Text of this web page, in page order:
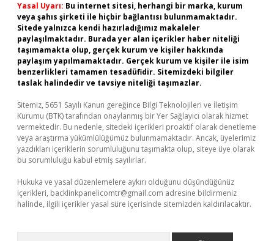
Yasal Uyarı: Bu internet sitesi, herhangi bir marka, kurum
veya şahıs şirketi ile hiçbir bağlantısı bulunmamaktadır.
Sitede yalnızca kendi hazırladığımız makaleler
paylaşılmaktadır. Burada yer alan içerikler haber niteliği
taşımamakta olup, gerçek kurum ve kişiler hakkında
paylaşım yapılmamaktadır. Gerçek kurum ve kişiler ile isim
benzerlikleri tamamen tesadüfidir. Sitemizdeki bilgiler
taslak halindedir ve tavsiye niteliği taşımazlar.
Sitemiz, 5651 Sayılı Kanun gereğince Bilgi Teknolojileri ve İletişim
Kurumu (BTK) tarafından onaylanmış bir Yer Sağlayıcı olarak hizmet
vermektedir. Bu nedenle, sitedeki içerikleri proaktif olarak denetleme
veya araştırma yükümlülüğümüz bulunmamaktadır. Ancak, üyelerimiz
yazdıkları içeriklerin sorumluluğunu taşımakta olup, siteye üye olarak
bu sorumluluğu kabul etmiş sayılırlar.
Hukuka ve yasal düzenlemelere aykırı olduğunu düşündüğünüz
içerikleri, backlinkpanelicomtr@gmail.com adresine bildirmeniz
halinde, ilgili içerikler yasal süre içerisinde sitemizden kaldırılacaktır.